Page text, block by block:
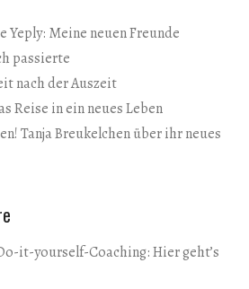
Meine neuen Freunde
passierte
nach der Auszeit
Reise in ein neues Leben
Tanja Breukelchen über ihr neues
it-yourself-Coaching: Hier geht’s